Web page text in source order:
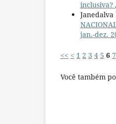
inclusiva? ,
Janedalva
jan.-dez.
<< < 1 2 3 4 5 6 7
Você também